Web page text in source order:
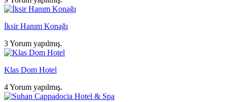
İksir Hanım Konağı
3 Yorum yapılmış.
Klas Dom Hotel
4 Yorum yapılmış.